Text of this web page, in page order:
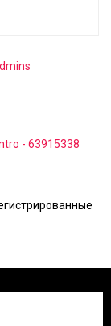
- 63915338